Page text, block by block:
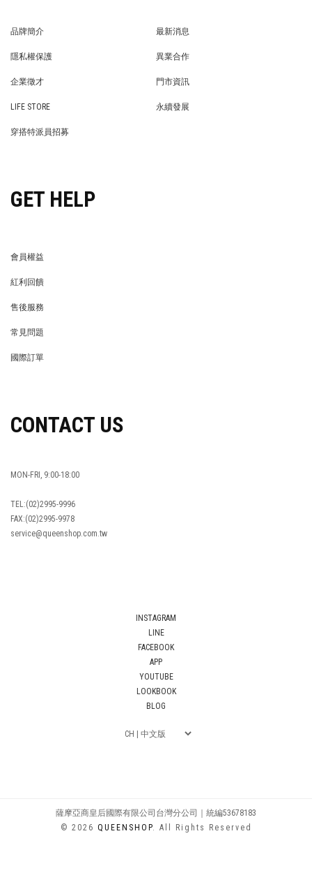
品牌簡介
最新消息
隱私權保護
異業合作
企業徵才
門市資訊
LIFE STORE
永續發展
穿搭特派員招募
GET HELP
會員權益
紅利回饋
售後服務
常見問題
國際訂單
CONTACT US
MON-FRI, 9:00-18:00
TEL:(02)2995-9996
FAX:(02)2995-9978
service@queenshop.com.tw
INSTAGRAM
LINE
FACEBOOK
APP
YOUTUBE
LOOKBOOK
BLOG
薩摩亞商皇后國際有限公司台灣分公司｜統編53678183
© 2026 QUEENSHOP. All Rights Reserved